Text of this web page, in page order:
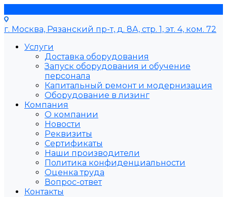
г. Москва, Рязанский пр-т, д. 8А, стр. 1, эт. 4, ком. 72
Услуги
Доставка оборудования
Запуск оборудования и обучение
персонала
Капитальный ремонт и модернизация
Оборудование в лизинг
Компания
О компании
Новости
Реквизиты
Сертификаты
Наши производители
Политика конфиденциальности
Оценка труда
Вопрос-ответ
Контакты